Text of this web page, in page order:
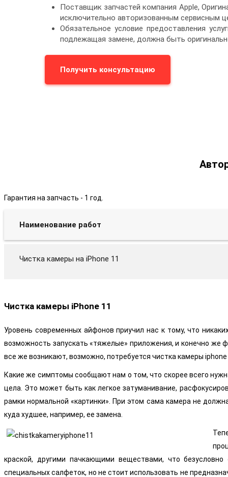
Поставщик запчастей компания Apple,
исключительно авторизованным сервисным
Обязательное условие предоставления
подлежащая замене, должна быть
Получить консультацию
Гарантия на запчасть - 1 год.
Наименование работ
Чистка камеры на iPhone 11
Чистка камеры iPhone 11
Уровень современных айфонов приучил нас к тому, что
возможность запускать «тяжелые» приложения, и конечно
все же возникают, возможно, потребуется чистка камеры iphone
Какие же симптомы сообщают нам о том, что скорее всего
цела. Это может быть как легкое затуманивание,
рамки нормальной «картинки». При этом сама камера не
куда худшее, например, ее замена.
краской, другими пачкающими веществами, что
специальных салфеток, но не стоит использовать не